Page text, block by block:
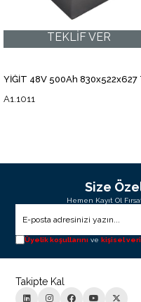
A1.1011
Size
Hemen Kayıt Ol
Üyelik koşullarını vekişisel
Takipte Kal